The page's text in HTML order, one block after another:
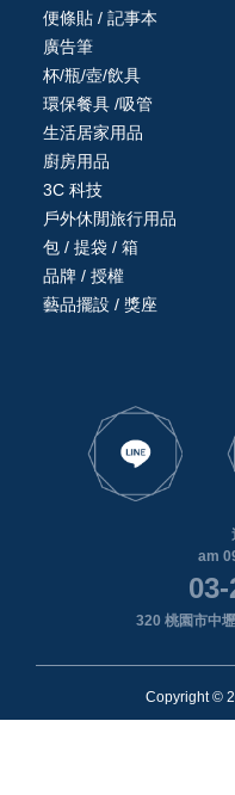
便條貼 / 記事本
廣告筆
杯/瓶/壺/飲具
環保餐具 /吸管
生活居家用品
廚房用品
3C 科技
戶外休閒旅行用品
包 / 提袋 / 箱
品牌 / 授權
藝品擺設 / 獎座
am
320 桃園市中
Copyright ©